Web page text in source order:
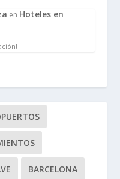
en Hoteles en
BARCELONA